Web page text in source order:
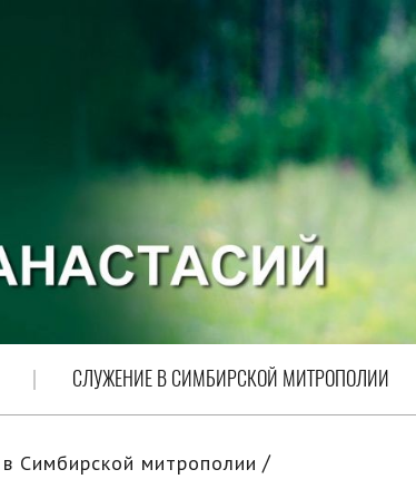
СЛУЖЕНИЕ В СИМБИРСКОЙ МИТРОПОЛИИ
Симбирской митрополии